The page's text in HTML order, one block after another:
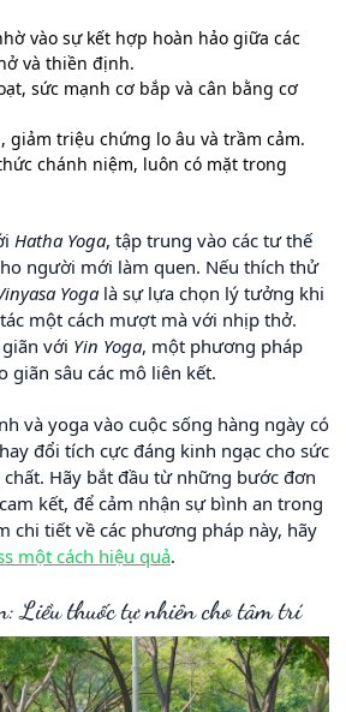
vào sự kết hợp hoàn hảo giữa các
và thiền định.
sức mạnh cơ bắp và cân bằng cơ
giảm triệu chứng lo âu và trầm cảm.
chánh niệm, luôn có mặt trong
Hatha Yoga, tập trung vào các tư thế
người mới làm quen. Nếu thích thử
Yoga là sự lựa chọn lý tưởng khi
một cách mượt mà với nhịp thở.
với Yin Yoga, một phương pháp
giãn sâu các mô liên kết.
và yoga vào cuộc sống hàng ngày có
đổi tích cực đáng kinh ngạc cho sức
Hãy bắt đầu từ những bước đơn
kết, để cảm nhận sự bình an trong
chi tiết về các phương pháp này, hãy
một cách hiệu quả.
Liều thuốc tự nhiên cho tâm trí